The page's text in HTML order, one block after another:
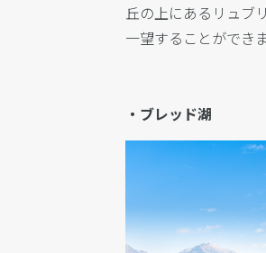
丘の上にあるリュブ
一望することができ
・ブレッド湖